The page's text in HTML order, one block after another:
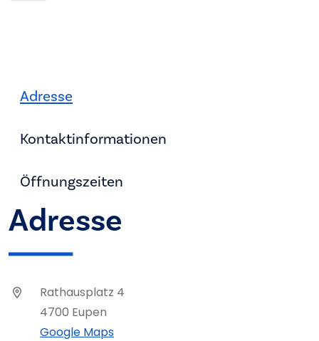
Adresse
Kontaktinformationen
Öffnungszeiten
Adresse
Rathausplatz 4
4700 Eupen
Google Maps